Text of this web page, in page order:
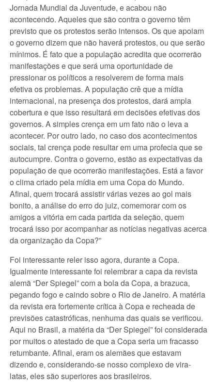
Jornada Mundial da Juventude, e acabou não
acontecendo. Aqueles que são contra o governo têm
previsto que os protestos serão intensos. Os que apoiam
o governo dizem que não haverá protestos, ou que serão
mínimos. É fato que a população acredita que ocorrerão
manifestações e que será uma oportunidade de
pressionar os políticos a resolverem de forma mais
efetiva os problemas. A população crê que a mídia
internacional, na presença dos protestos, dará ampla
cobertura e que isso resultará em decisões efetivas dos
governos. A simples crença em um fato não o leva a
acontecer. Por outro lado, no caso dos acontecimentos
sociais, tal crença pode resultar em uma profecia que se
autocumpre. Contra o governo, estão as expectativas da
população de que ocorrerão manifestações. Está a favor
o clima criado pela mídia em uma Copa do Mundo.
Afinal, quem trocará assistir várias vezes ao gol mais
bonito, a análise do erro do juiz, comemorar com os
amigos a vitória em cada partida da seleção, quem
trocará isso por acompanhar as notícias negativas acerca
da organização da Copa?”
Foi interessante reler isso agora, durante a Copa.
Igualmente interessante foi relembrar a capa da revista
alemã “Der Spiegel” com a bola da Copa, a brazuca,
pegando fogo e caindo sobre o Rio de Janeiro. A matéria
da revista era fortemente crítica à Copa e recheada de
previsões catastróficas, nenhuma das quais se verificou.
Aqui no Brasil, a matéria da “Der Spiegel” foi considerada
por muitos o atestado de que a Copa seria um fracasso
retumbante. Afinal, eram os alemães que estavam
dizendo e, considerando-se nosso complexo de vira-
latas, eles são superiores aos brasileiros.